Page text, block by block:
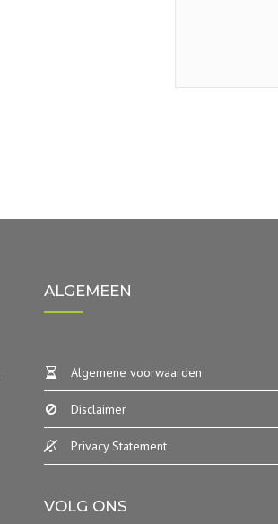
ALGEMEEN
Algemene voorwaarden
Disclaimer
Privacy Statement
VOLG ONS